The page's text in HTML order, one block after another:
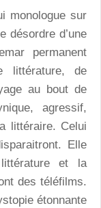
monologue sur
désordre d’une
permanent
littérature, de
au bout de
agressif,
littéraire. Celui
Elle
et la
des téléfilms.
étonnante